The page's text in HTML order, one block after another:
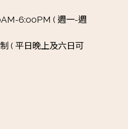
6:00PM ( 週一-週
( 平日晚上及六日可